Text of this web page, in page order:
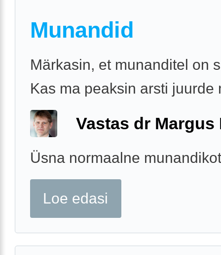
Munandid
Märkasin, et munanditel on
Kas ma peaksin arsti juurde
Vastas dr Margus
Üsna normaalne
Loe edasi